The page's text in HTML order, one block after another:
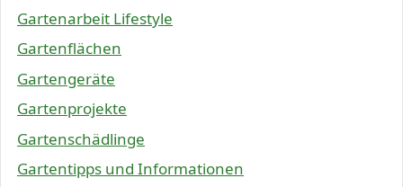
Gartenarbeit Lifestyle
Gartenflächen
Gartengeräte
Gartenprojekte
Gartenschädlinge
Gartentipps und Informationen